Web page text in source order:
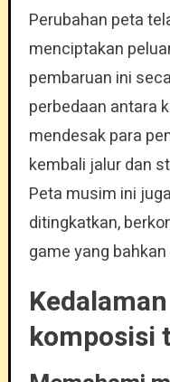
Perubahan peta
menciptakan
pembaruan ini
perbedaan antara
mendesak para
kembali jalur dan
Peta musim ini
ditingkatkan,
game yang
komposisi